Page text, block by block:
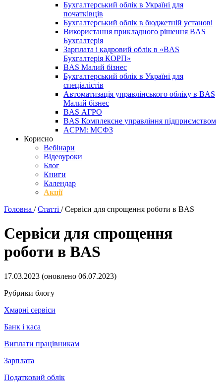
Бухгалтерський облік в Україні для
початківців
Бухгалтерський облік в бюджетній установі
Використання прикладного рішення BAS
Бухгалтерія
Зарплата і кадровий облік в «BAS
Бухгалтерія КОРП»
BAS Малий бізнес
Бухгалтерський облік в Україні для
спеціалістів
Автоматизація управлінського обліку в BAS
Малий бізнес
BAS АГРО
BAS Комплексне управління підприємством
ACPM: МСФЗ
Корисно
Вебінари
Відеоуроки
Блог
Книги
Календар
Акції
Головна / Статті / Сервіси для спрощення роботи в BAS
Сервіси для спрощення
роботи в BAS
17.03.2023 (оновлено 06.07.2023)
Рубрики блогу
Хмарні сервіси
Банк і каса
Виплати працівникам
Зарплата
Податковий облік